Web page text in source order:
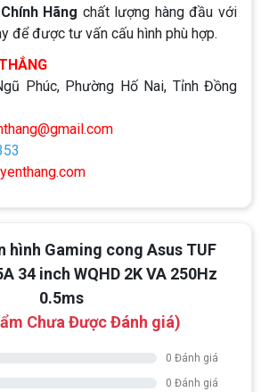
Hãng chất lượng hàng đầu với
để được tư vấn cấu hình phù hợp.
Phúc, Phường Hố Nai, Tỉnh Đồng
hình Gaming cong Asus TUF
34 inch WQHD 2K VA 250Hz
0.5ms
Chưa Được Đánh giá)
0 Đánh giá
0 Đánh giá